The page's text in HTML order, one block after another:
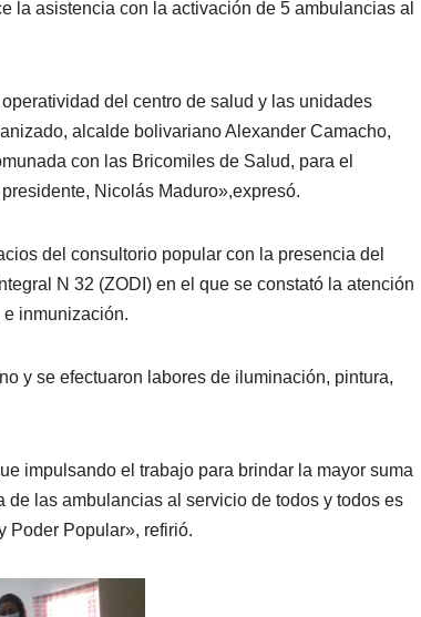
la asistencia con la activación de 5 ambulancias al
del centro de salud y las unidades
alcalde bolivariano Alexander Camacho,
con las Bricomiles de Salud, para el
Nicolás Maduro»,expresó.
del consultorio popular con la presencia del
N 32 (ZODI) en el que se constató la atención
inmunización.
y se efectuaron labores de iluminación, pintura,
impulsando el trabajo para brindar la mayor suma
las ambulancias al servicio de todos y todos es
Poder Popular», refirió.